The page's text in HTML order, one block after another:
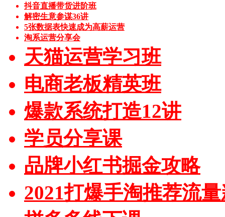
抖音直播带货进阶班
解密生意参谋36讲
5张数据表快速成为高薪运营
淘系运营分享会
天猫运营学习班
电商老板精英班
爆款系统打造12讲
学员分享课
品牌小红书掘金攻略
2021打爆手淘推荐流